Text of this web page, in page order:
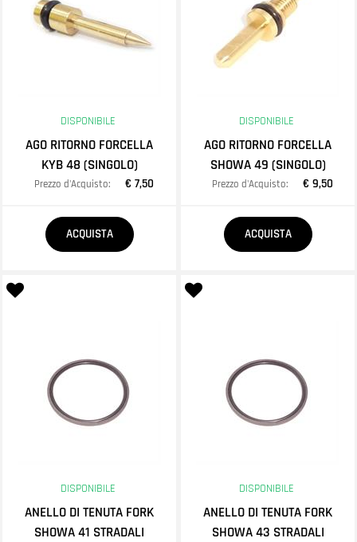
DISPONIBILE
AGO RITORNO FORCELLA
KYB 48 (SINGOLO)
Prezzo d'Acquisto: € 7,50
Quantità
ACQUISTA
DISPONIBILE
AGO RITORNO FORCELLA
SHOWA 49 (SINGOLO)
Prezzo d'Acquisto: € 9,50
Quantità
ACQUISTA
DISPONIBILE
ANELLO DI TENUTA FORK
SHOWA 41 STRADALI
DISPONIBILE
ANELLO DI TENUTA FORK
SHOWA 43 STRADALI